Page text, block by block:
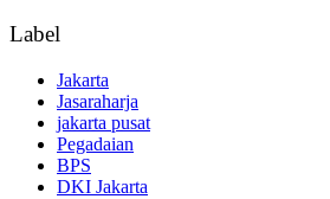
Label
Jakarta
Jasaraharja
jakarta pusat
Pegadaian
BPS
DKI Jakarta